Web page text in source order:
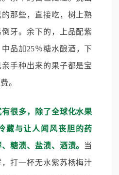
那些，直接吃，树上熟
牙。余下的，上品配紫
品加25％糖水酿酒，下
手种出来的果子都是宝
。
很多，除了全球化水果
藏与让人闻风丧胆的药
糖渍、盐渍、酒渍。 当
打一杯无水紫苏杨梅汁